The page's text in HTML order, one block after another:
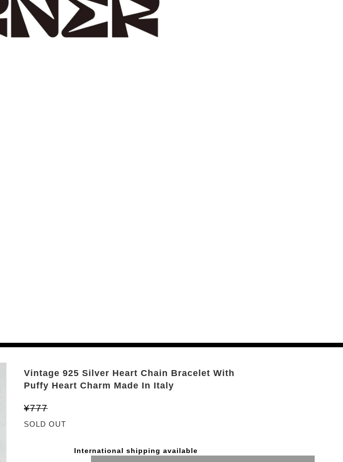
Vintage 925 Silver Heart Chain Bracelet With
Puffy Heart Charm Made In Italy
¥777
SOLD OUT
International shipping available